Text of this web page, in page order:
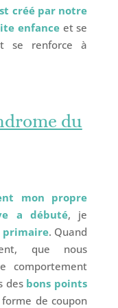
créé par notre
enfanceet se
se renforce à
du
mon propre
a débuté, je
primaire. Quand
que nous
comportement
des bons points
de coupon